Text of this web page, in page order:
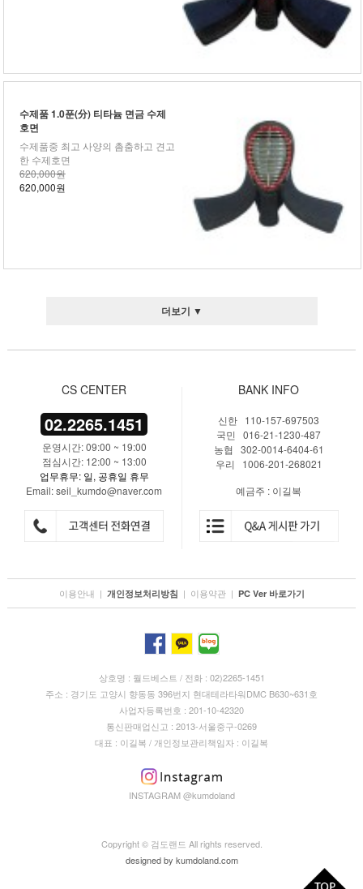
수제품 1.0푼(分) 티타늄 면금 수제
호면
수제품중 최고 사양의 촘춤하고 견고
한 수제호면
620,000원
620,000원
더보기 ▼
CS CENTER
02.2265.1451
운영시간: 09:00 ~ 19:00
점심시간: 12:00 ~ 13:00
업무휴무: 일, 공휴일 휴무
Email: seil_kumdo@naver.com
BANK INFO
신한 110-157-697503
국민 016-21-1230-487
농협 302-0014-6404-61
우리 1006-201-268021
예금주 : 이길복
이용안내 | 개인정보처리방침 | 이용약관 | PC Ver 바로가기
상호명 : 월드베스트 / 전화 : 02)2265-1451
주소 : 경기도 고양시 향동동 396번지 현대테라타워DMC B630~631호
사업자등록번호 : 201-10-42320
통신판매업신고 : 2013-서울중구-0269
대표 : 이길복 / 개인정보관리책임자 : 이길복
INSTAGRAM @kumdoland
Copyright © 검도랜드 All rights reserved.
designed by kumdoland.com